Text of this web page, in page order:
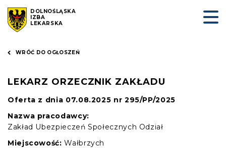
DOLNOŚLĄSKA
IZBA
LEKARSKA
WRÓĆ DO OGŁOSZEŃ
LEKARZ ORZECZNIK ZAKŁADU
Oferta z dnia 07.08.2025 nr 295/PP/2025
Nazwa pracodawcy:
Zakład Ubezpieczeń Społecznych Odział
Miejscowość: Wałbrzych